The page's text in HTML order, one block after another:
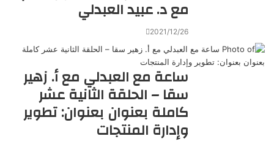
مع د. عبيد العبدلي
2021/12/26
ساعة مع العبدلي مع أ. زهير
سقا – الحلقة الثانية عشر
كاملة بعنوان بعنوان: تطوير
وإدارة المنتجات